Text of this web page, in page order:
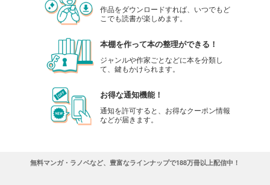
作品をダウンロードすれば、いつでもど
こでも読書が楽しめます。
本棚を作って本の整理ができる！
ジャンルや作家ごとなどに本を分類し
て、鍵もかけられます。
お得な通知機能！
通知を許可すると、お得なクーポン情報
などが届きます。
無料マンガ・ラノベなど、豊富なラインナップで188万冊以上配信中！